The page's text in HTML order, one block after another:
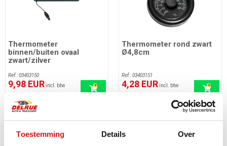
Toestemming Details Over
Thermometer
binnen/buiten ovaal
zwart/zilver
Ref.: 03403150
9,98 EURincl. btw
Thermometer rond zwart
Ø4,8cm
Ref.: 03403151
4,28 EURincl. btw